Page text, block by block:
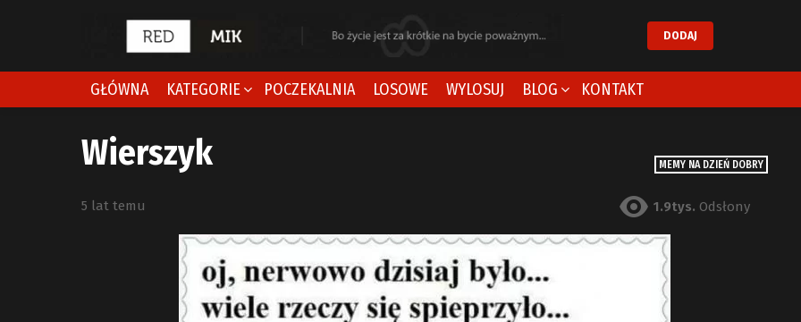
DODAJ
GŁÓWNA KATEGORIE POCZEKALNIA LOSOWE WYLOSUJ BLOG KONTAKT
MEMY NA DZIEŃ DOBRY
Wierszyk
5 lat temu 1.9tys. Odsłony